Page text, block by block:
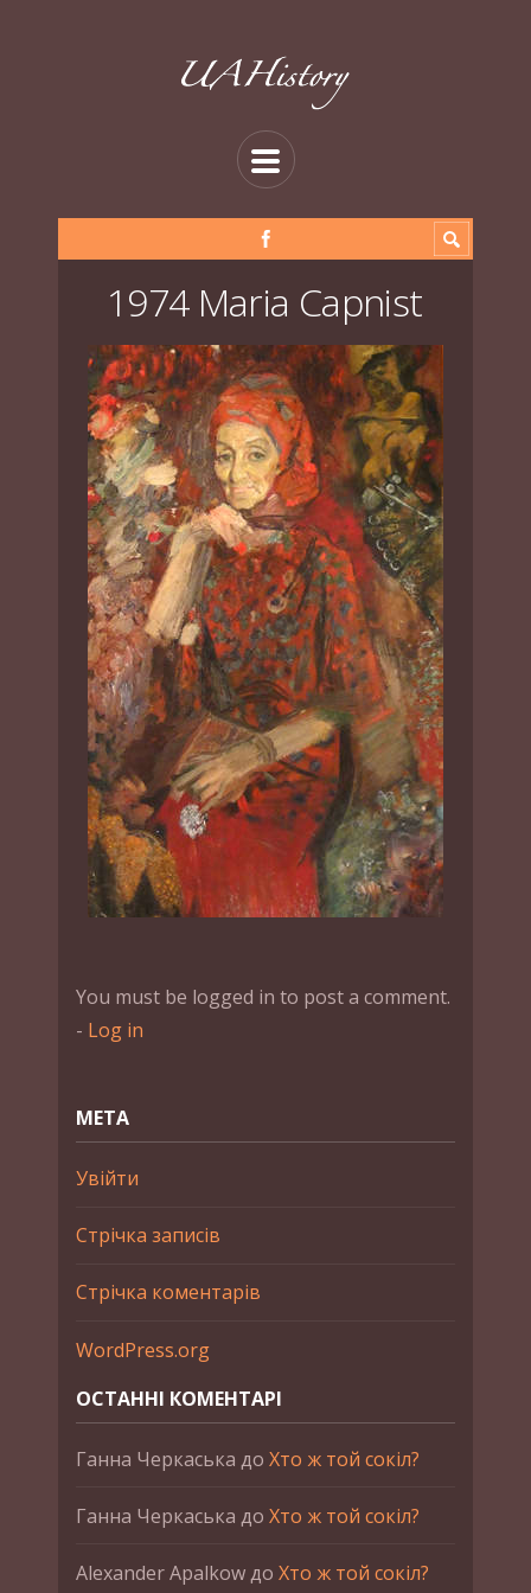
1974 Maria Capnist
You must be logged in to post a comment.
- Log in
МЕТА
Увійти
Стрічка записів
Стрічка коментарів
WordPress.org
ОСТАННІ КОМЕНТАРІ
Ганна Черкаська до Хто ж той сокіл?
Ганна Черкаська до Хто ж той сокіл?
Alexander Apalkowдо Хто ж той сокіл?